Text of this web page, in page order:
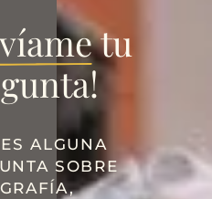
tu
ALGUNA
SOBRE